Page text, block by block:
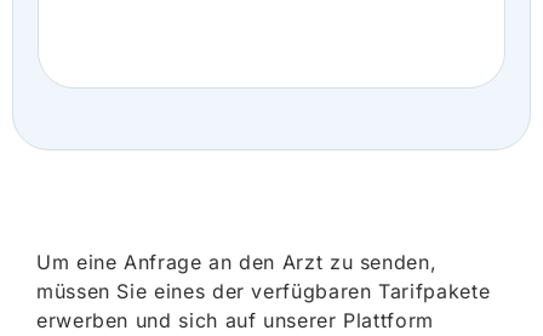
Um eine Anfrage an den Arzt zu senden,
müssen Sie eines der verfügbaren Tarifpakete
erwerben und sich auf unserer Plattform